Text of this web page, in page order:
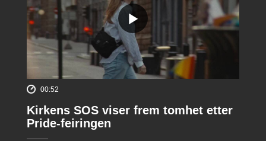
00:52
Kirkens SOS viser frem tomhet etter
Pride-feiringen